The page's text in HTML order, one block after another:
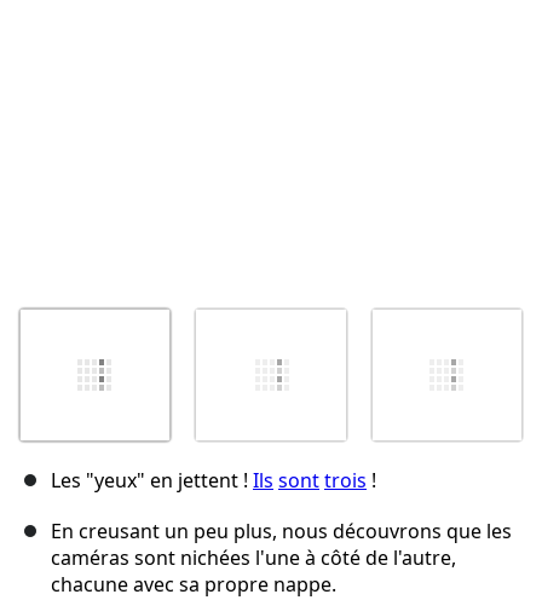
Les "yeux" en jettent ! Ils sonttrois !
En creusant un peu plus, nous découvrons que les
caméras sont nichées l'une à côté de l'autre,
chacune avec sa propre nappe.